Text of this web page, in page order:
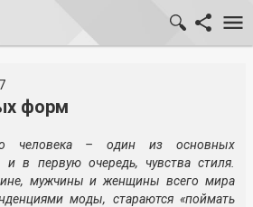
форм
человека – один из основных
и в первую очередь, чувства стиля.
мужчины и женщины всего мира
моды, стараются «поймать